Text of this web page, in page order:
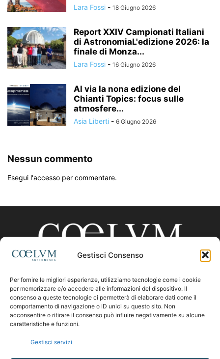
Gestisci Consenso
Per fornire le migliori esperienze, utilizziamo tecnologie come i cookie
per memorizzare e/o accedere alle informazioni del dispositivo. Il
consenso a queste tecnologie ci permetterà di elaborare dati come il
comportamento di navigazione o ID unici su questo sito. Non
acconsentire o ritirare il consenso può influire negativamente su alcune
caratteristiche e funzioni.
Gestisci servizi
Lara Fossi - 18 Giugno 2026
Report XXIV Campionati Italiani
di AstronomiaL'edizione 2026: la
finale di Monza...
Lara Fossi - 16 Giugno 2026
Al via la nona edizione del
Chianti Topics: focus sulle
atmosfere...
Asia Liberti - 6 Giugno 2026
Nessun commento
Esegui l'accesso per commentare.
CHI SIAMO
Contattaci:coelumastro@coelum.com